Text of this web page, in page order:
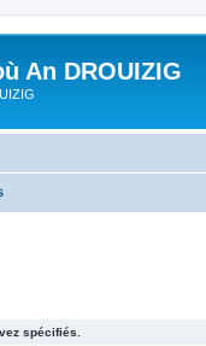
An DROUIZIG
spécifiés.